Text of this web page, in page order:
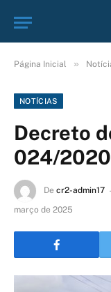
Página Inicial »
NOTÍCIAS
Decreto
024/
De cr2-admin17
março de 2025